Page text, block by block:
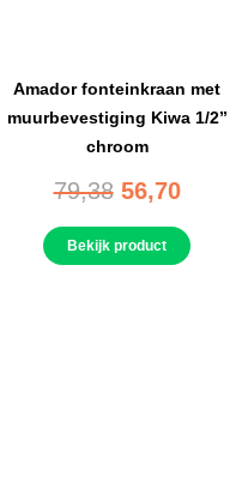
Amador fonteinkraan met
muurbevestiging Kiwa 1/2”
chroom
79,38 56,70
Bekijk product